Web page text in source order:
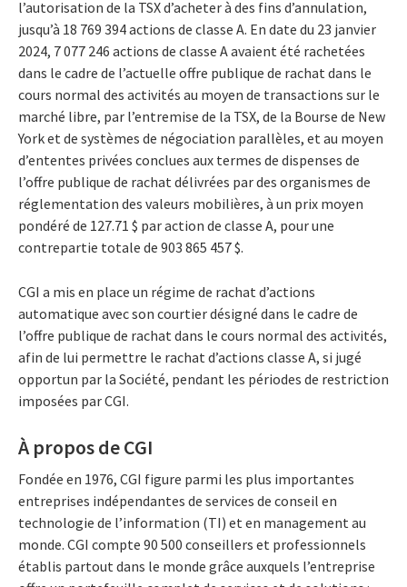
l’autorisation de la TSX d’acheter à des fins d’annulation,
jusqu’à 18 769 394 actions de classe A. En date du 23 janvier
2024, 7 077 246 actions de classe A avaient été rachetées
dans le cadre de l’actuelle offre publique de rachat dans le
cours normal des activités au moyen de transactions sur le
marché libre, par l’entremise de la TSX, de la Bourse de New
York et de systèmes de négociation parallèles, et au moyen
d’ententes privées conclues aux termes de dispenses de
l’offre publique de rachat délivrées par des organismes de
réglementation des valeurs mobilières, à un prix moyen
pondéré de 127.71 $ par action de classe A, pour une
contrepartie totale de 903 865 457 $.
CGI a mis en place un régime de rachat d’actions
automatique avec son courtier désigné dans le cadre de
l’offre publique de rachat dans le cours normal des activités,
afin de lui permettre le rachat d’actions classe A, si jugé
opportun par la Société, pendant les périodes de restriction
imposées par CGI.
À propos de CGI
Fondée en 1976, CGI figure parmi les plus importantes
entreprises indépendantes de services de conseil en
technologie de l’information (TI) et en management au
monde. CGI compte 90 500 conseillers et professionnels
établis partout dans le monde grâce auxquels l’entreprise